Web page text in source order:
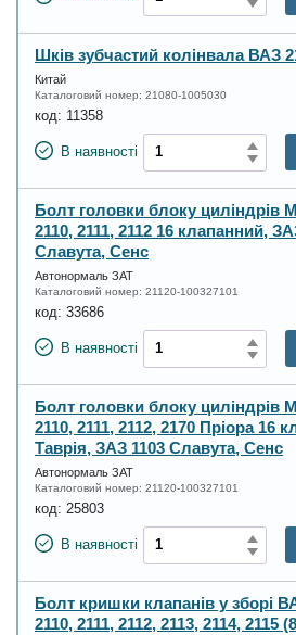
Шків зубчастий колінвала ВАЗ
Китай
Каталоговий номер: 21080-1005030
код: 11358
В наявності
Болт головки блоку циліндрів
2110, 2111, 2112 16 клапанний,
Славута, Сенс
Автонормаль ЗАТ
Каталоговий номер: 21120-100327101
код: 33686
В наявності
Болт головки блоку циліндрів
2110, 2111, 2112, 2170 Пріора 16
Таврія, ЗАЗ 1103 Славута, Сенс
Автонормаль ЗАТ
Каталоговий номер: 21120-100327101
код: 25803
В наявності
Болт кришки клапанів у зборі
2110, 2111, 2112, 2113, 2114, 2115